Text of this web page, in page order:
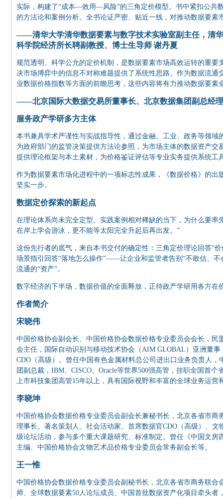
实际，构建了“成本—效用—风险”的三角定价模型。书中紧扣公共
的方法论和案例分析。全书论证严密、贴近一线，对推动数据要素
——清华大学清华数据要素与数字技术实验室副主任，清
科学院经济所长聘副教授、博士生导师 谢丹夏
规范透明、科学公允的定价机制，是数据要素市场高效运转的重
决市场博弈中的信息不对称难题提供了系统性思路。作为数据流
业数据价格指数等方面的前瞻思考，这些内容将有力推动数据要素
——北京国际大数据交易所董事长、北京数据集团副总经
服务政产学研多方主体
本书兼具学术严谨性与实战指导性，通过金融、工业、政务等领域
为政府部门的监管决策提供方法论参照，为市场主体的数据资产
提供理论框架与本土素材，为价格鉴证评估等专业实务提供系统工
作为数据要素市场化进程中的一项标志性成果，《数据价格》的出
坚实一步。
数据定价探索的新起点
在理论体系尚未完全定型、实践案例相对稀缺的当下，为什么要
在岸上学会游泳，更不能等太阳完全升起后再出发。”
这份先行者的底气，来自本书交付的确定性：三角定价理论回答“
场景指引回答“落地怎么操作”——让企业和监管者告别“不敢估、不
流通的“资产”。
数字经济的下半场，数据价值的全面释放，正待政产学研用各方在
作者简介
宋晓伟
中国价格协会副会长、中国价格协会数据价格专业委员会会长，
会主任，国际自动识别与移动技术协会（AIM GLOBAL）亚洲董
CDO（高级）。曾任中国有色金属材料总公司进出口业务负责人
团副总裁，IBM、CISCO、Oracle等世界500强高管，挂职全国首
上市科技集团高管15年以上，具有国际视野和丰富的全球业务运营
李晓坤
中国价格协会数据价格专业委员会副会长兼秘书长，北京各省市
理事长。著名策划人、社会活动家、首席数据官CDO（高级）、
级论坛活动，参与多个重大课题研究、标准制定。曾任《中国文
主编、中国价格协会文物艺术品价格专业委员会常务副会长等。
王一惟
中国价格协会数据价格专业委员会副秘书长，北京各省市商务联
师、全球数据要素50人论坛成员、中国首批数据资产化项目牵头